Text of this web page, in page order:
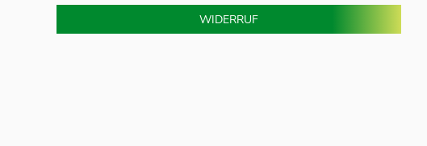
WIDERRUF